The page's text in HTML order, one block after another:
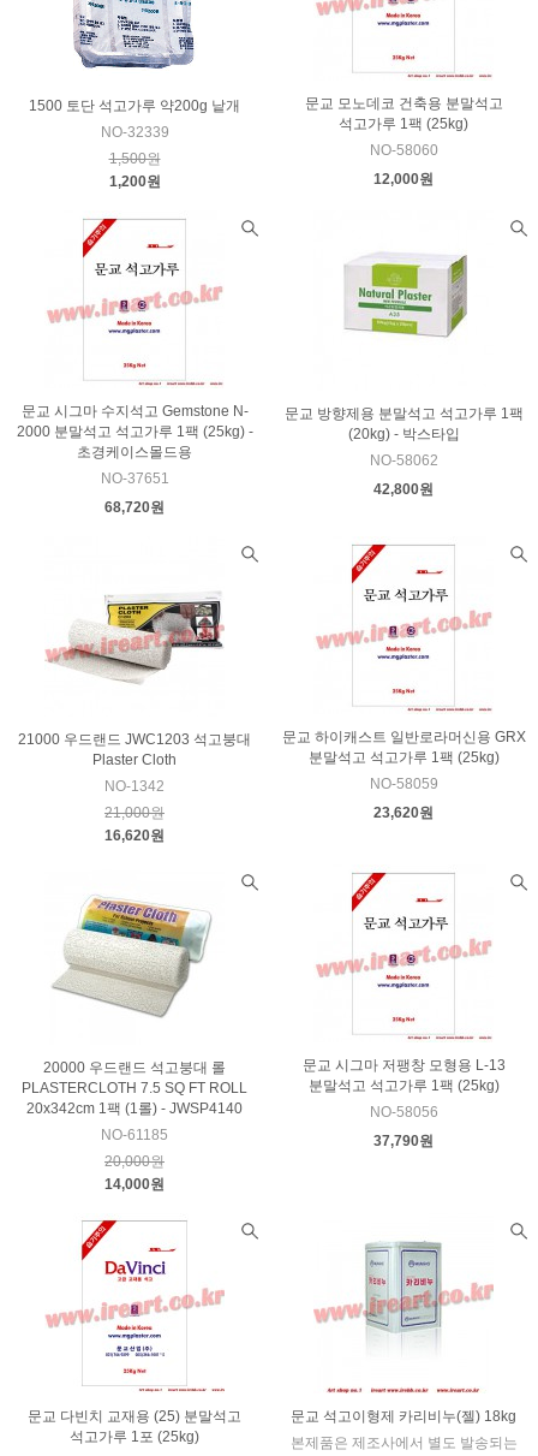
1500 토단 석고가루 약200g 낱개
NO-32339
1,500원
1,200원
문교 모노데코 건축용 분말석고
석고가루 1팩 (25kg)
NO-58060
12,000원
문교 시그마 수지석고 Gemstone N-
2000 분말석고 석고가루 1팩 (25kg) -
초경케이스몰드용
NO-37651
68,720원
문교 방향제용 분말석고 석고가루 1팩
(20kg) - 박스타입
NO-58062
42,800원
21000 우드랜드 JWC1203 석고붕대
Plaster Cloth
NO-1342
21,000원
16,620원
문교 하이캐스트 일반로라머신용 GRX
분말석고 석고가루 1팩 (25kg)
NO-58059
23,620원
20000 우드랜드 석고붕대 롤
PLASTERCLOTH 7.5 SQ FT ROLL
20x342cm 1팩 (1롤) - JWSP4140
NO-61185
20,000원
14,000원
문교 시그마 저팽창 모형용 L-13
분말석고 석고가루 1팩 (25kg)
NO-58056
37,790원
문교 다빈치 교재용 (25) 분말석고
석고가루 1포 (25kg)
문교 석고이형제 카리비누(젤) 18kg
본제품은 제조사에서 별도 발송되는